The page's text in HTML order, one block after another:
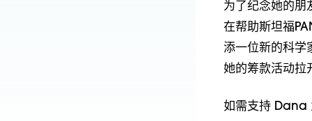
为了纪念她的朋
在帮助斯坦福
添一位新的科学
她的筹款活动拉
如需支持 Dana